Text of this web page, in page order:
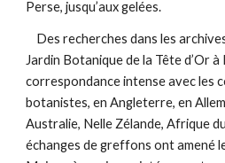
Perse, jusqu’aux gelées.
Jardin Botanique de la Tête d’Or à
correspondance intense avec les
botanistes, en Angleterre, en
Australie, Nelle Zélande, Afrique
échanges de greffons ont amené